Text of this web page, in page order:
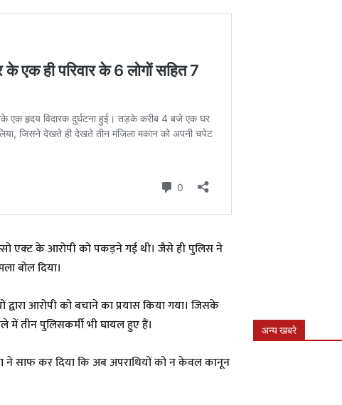
एक्ट के आरोपी को पकड़ने गई थी। जैसे ही पुलिस ने
बोल दिया।
आरोपी को बचाने का प्रयास किया गया। जिसके
में तीन पुलिसकर्मी भी घायल हुए हैं।
साफ कर दिया कि अब अपराधियों को न केवल कानून
अन्य खबरे